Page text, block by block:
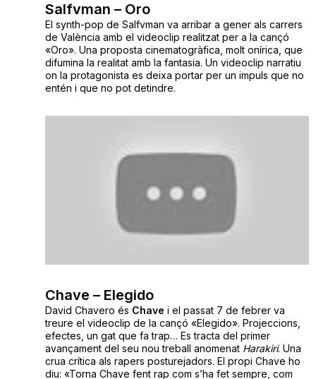
Salfvman – Oro
El synth-pop de Salfvman va arribar a gener als carrers
de València amb el videoclip realitzat per a la cançó
«Oro». Una proposta cinematogràfica, molt onírica, que
difumina la realitat amb la fantasia. Un videoclip narratiu
on la protagonista es deixa portar per un impuls que no
entén i que no pot detindre.
Chave – Elegido
David Chavero és Chave i el passat 7 de febrer va
treure el videoclip de la cançó «Elegido». Projeccions,
efectes, un gat que fa trap… Es tracta del primer
avançament del seu nou treball anomenat Harakiri. Una
crua crítica als rapers posturejadors. El propi Chave ho
diu: «Torna Chave fent rap com s’ha fet sempre , com